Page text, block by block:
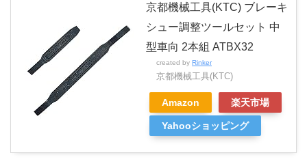
京都機械工具(KTC) ブレーキ
シュー調整ツールセット 中
型車向 2本組 ATBX32
created by Rinker
京都機械工具(KTC)
Amazon 楽天市場
Yahooショッピング